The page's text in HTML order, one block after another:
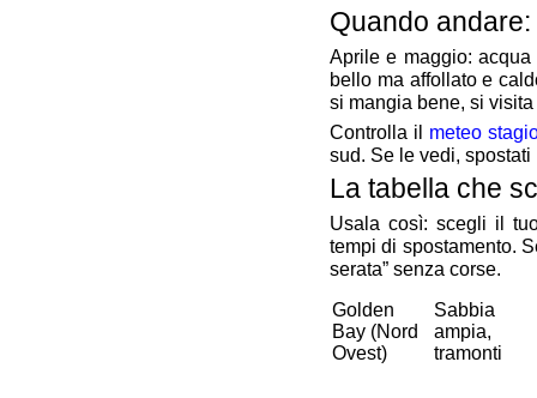
Quando
Aprile e maggio:
bello ma affollato e
si mangia bene, si
Controlla il meteo
sud. Se le vedi,
La tabella che
Usala così: scegli il
tempi di spostamento.
serata” senza corse.
Golden
Bay (Nord
Ovest)
Sabbia
ampia,
tramonti